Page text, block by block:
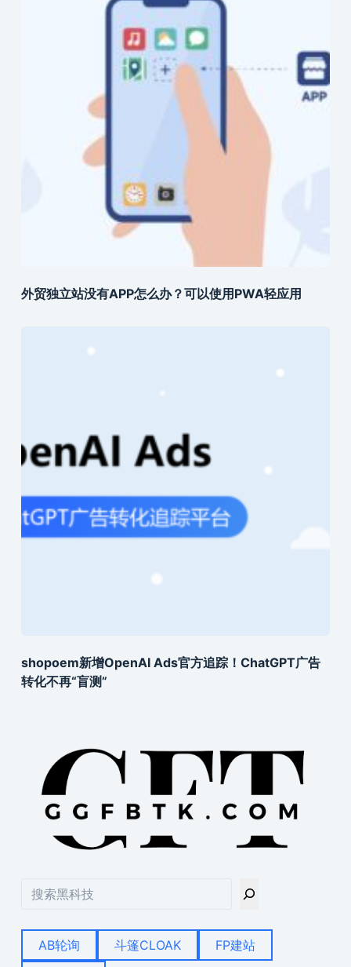
外贸独立站没有APP怎么办？可以使用PWA轻应用
shopoem新增OpenAI Ads官方追踪！ChatGPT广告
转化不再“盲测”
AB轮询 斗篷CLOAK
FP建站